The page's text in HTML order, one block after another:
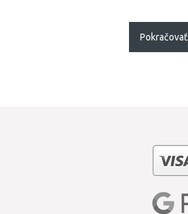
Pokračovať